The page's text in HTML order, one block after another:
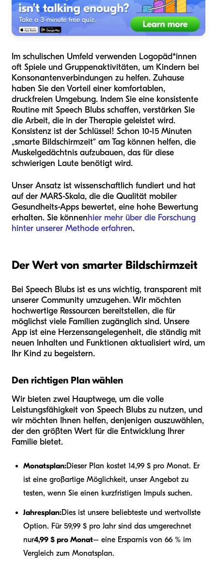
Im schulischen Umfeld verwenden Logopäd*innen
oft Spiele und Gruppenaktivitäten, um Kindern bei
Konsonantenverbindungen zu helfen. Zuhause
haben Sie den Vorteil einer komfortablen,
druckfreien Umgebung. Indem Sie eine konsistente
Routine mit Speech Blubs schaffen, verstärken Sie
die Arbeit, die in der Therapie geleistet wird.
Konsistenz ist der Schlüssel! Schon 10-15 Minuten
„smarte Bildschirmzeit“ am Tag können helfen, die
Muskelgedächtnis aufzubauen, das für diese
schwierigen Laute benötigt wird.
Unser Ansatz ist wissenschaftlich fundiert und hat
auf der MARS-Skala, die die Qualität mobiler
Gesundheits-Apps bewertet, eine hohe Bewertung
erhalten. Sie könnenhier mehr über die Forschung
hinter unserer Methode erfahren.
Der Wert von smarter Bildschirmzeit
Bei Speech Blubs ist es uns wichtig, transparent mit
unserer Community umzugehen. Wir möchten
hochwertige Ressourcen bereitstellen, die für
möglichst viele Familien zugänglich sind. Unsere
App ist eine Herzensangelegenheit, die ständig mit
neuen Inhalten und Funktionen aktualisiert wird, um
Ihr Kind zu begeistern.
Den richtigen Plan wählen
Wir bieten zwei Hauptwege, um die volle
Leistungsfähigkeit von Speech Blubs zu nutzen, und
wir möchten Ihnen helfen, denjenigen auszuwählen,
der den größten Wert für die Entwicklung Ihrer
Familie bietet.
Monatsplan:Dieser Plan kostet 14,99 $ pro Monat. Er
ist eine großartige Möglichkeit, unser Angebot zu
testen, wenn Sie einen kurzfristigen Impuls suchen.
Jahresplan:Dies ist unsere beliebteste und wertvollste
Option. Für 59,99 $ pro Jahr sind das umgerechnet
nur4,99 $ pro Monat– eine Ersparnis von 66 % im
Vergleich zum Monatsplan.